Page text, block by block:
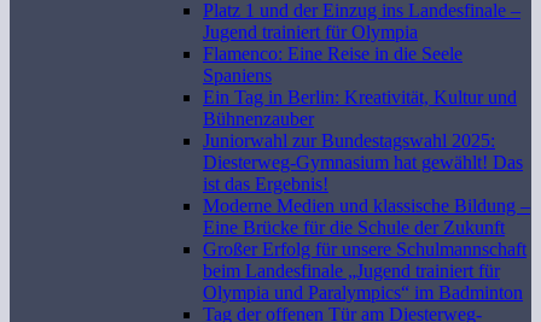
Platz 1 und der Einzug ins Landesfinale –
Jugend trainiert für Olympia
Flamenco: Eine Reise in die Seele
Spaniens
Ein Tag in Berlin: Kreativität, Kultur und
Bühnenzauber
Juniorwahl zur Bundestagswahl 2025:
Diesterweg-Gymnasium hat gewählt! Das
ist das Ergebnis!
Moderne Medien und klassische Bildung –
Eine Brücke für die Schule der Zukunft
Großer Erfolg für unsere Schulmannschaft
beim Landesfinale „Jugend trainiert für
Olympia und Paralympics“ im Badminton
Tag der offenen Tür am Diesterweg-